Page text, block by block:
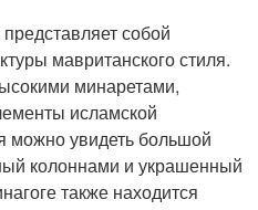
собой
мавританского стиля.
минаретами,
исламской
можно увидеть большой
колоннами и украшенный
также находится